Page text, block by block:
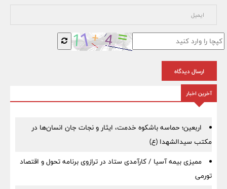
ارسال دیدگاه
آخرین اخبار
اربعین؛ حماسه باشکوه خدمت، ایثار و نجات جان انسان‌ها در
مکتب سیدالشهدا (ع)
ممیزی بیمه آسیا / کارآمدی ستاد در ترازوی برنامه تحول و اقتصاد
تورمی